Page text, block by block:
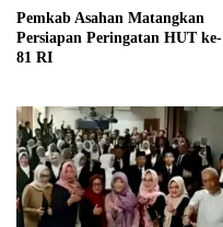
Pemkab Asahan Matangkan
Persiapan Peringatan HUT ke-
81 RI